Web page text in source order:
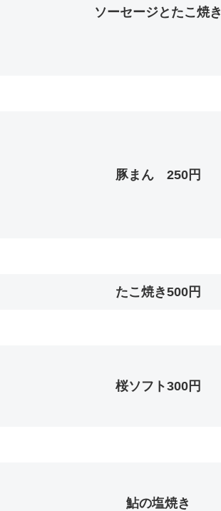
ソーセージとたこ焼き
豚まん 250円
たこ焼き500円
桜ソフト300円
鮎の塩焼き